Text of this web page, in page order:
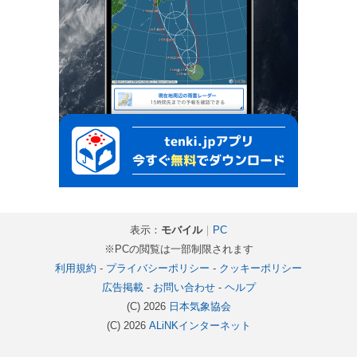
表示： モバイル｜ PC
※PCの閲覧は一部制限されます
利用規約 - プライバシーポリシー - クッキーポリシー
広告掲載- お問い合わせ- ヘルプ
(C) 2026 日本気象協会
(C) 2026 ALiNKインターネット